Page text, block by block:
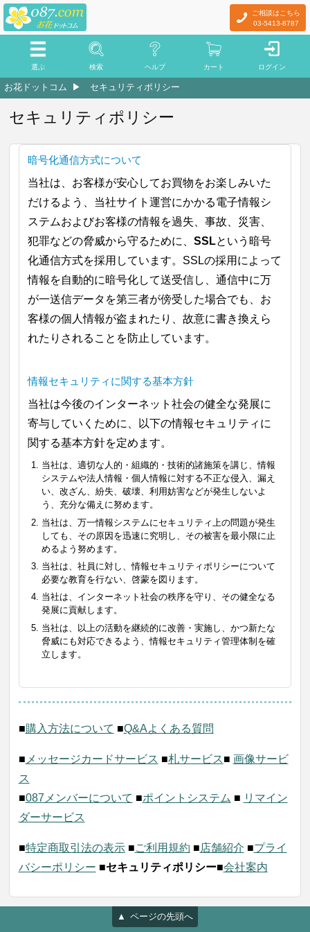
ご相談はこちら
03-5413-8787
選ぶ 検索 ヘルプ カート ログイン
お花ドットコム セキュリティポリシー
セキュリティポリシー
暗号化通信方式について
当社は、お客様が安心してお買物をお楽しみいた
だけるよう、当社サイト運営にかかる電子情報シ
ステムおよびお客様の情報を過失、事故、災害、
犯罪などの脅威から守るために、SSLという暗号
化通信方式を採用しています。SSLの採用によって
情報を自動的に暗号化して送受信し、通信中に万
が一送信データを第三者が傍受した場合でも、お
客様の個人情報が盗まれたり、故意に書き換えら
れたりされることを防止しています。
情報セキュリティに関する基本方針
当社は今後のインターネット社会の健全な発展に
寄与していくために、以下の情報セキュリティに
関する基本方針を定めます。
当社は、適切な人的・組織的・技術的諸施策を講じ、情報
システムや法人情報・個人情報に対する不正な侵入、漏え
い、改ざん、紛失、破壊、利用妨害などが発生しないよ
う、充分な備えに努めます。
当社は、万一情報システムにセキュリティ上の問題が発生
しても、その原因を迅速に究明し、その被害を最小限に止
めるよう努めます。
当社は、社員に対し、情報セキュリティポリシーについて
必要な教育を行ない、啓蒙を図ります。
当社は、インターネット社会の秩序を守り、その健全なる
発展に貢献します。
当社は、以上の活動を継続的に改善・実施し、かつ新たな
脅威にも対応できるよう、情報セキュリティ管理体制を確
立します。
■購入方法について ■Q&Aよくある質問
■ メッセージカードサービス ■札サービス■ 画像サービ
ス
■087メンバーについて ■ポイントシステム ■ リマイン
ダーサービス
■特定商取引法の表示■ご利用規約 ■店舗紹介 ■プライ
バシーポリシー ■セキュリティポリシー■会社案内
ページの先頭へ